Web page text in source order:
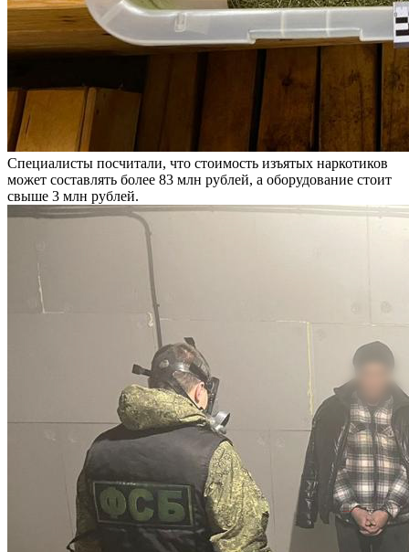
Специалисты посчитали, что стоимость изъятых наркотиков
может составлять более 83 млн рублей, а оборудование стоит
свыше 3 млн рублей.